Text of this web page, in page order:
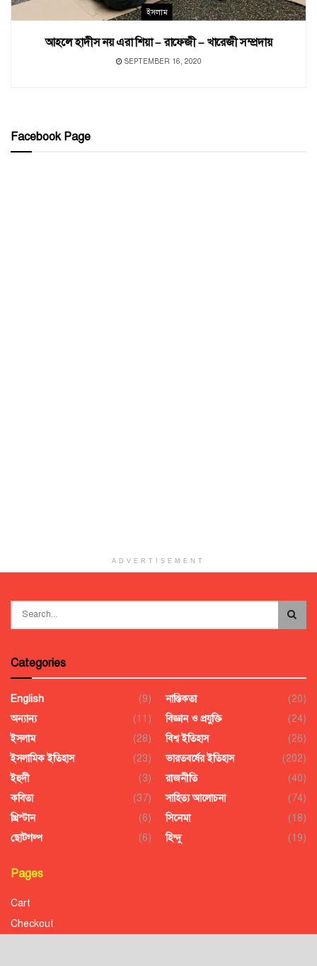
ইসলাম
আহলে হাদীস নয় এরা শিয়া – রাফেজী – খারেজী সম্প্রদায়
SEPTEMBER 16, 2020
Facebook Page
ADVERTISEMENT
Categories
English
(9)
অন্যান্য
(11)
ইসলাম
(28)
ইসলামিক ইতিহাস
(23)
ইহুদী
(3)
কবিতা
(37)
খ্রিস্টান
(6)
ছোটগল্প
(6)
নাস্তিকতা
(20)
বিজ্ঞান ও প্রযুক্তি
(24)
বিশ্ব ইতিহাস
(26)
ভারতবর্ষের ইতিহাস
(202)
রাজনীতি
(40)
সাহিত্য আলোচনা
(74)
সিনেমা
(18)
হিন্দু
(19)
Pages
Cart
Checkout